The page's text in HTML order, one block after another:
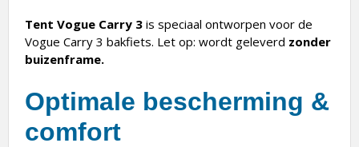
Tent Vogue Carry 3 is speciaal ontworpen voor de
Vogue Carry 3 bakfiets. Let op: wordt geleverd zonder
buizenframe.
Optimale bescherming &
comfort